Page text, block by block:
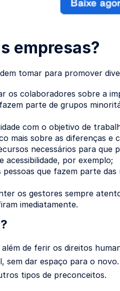
empresas?
tomar para promover
os colaboradores sobre a
parte de grupos
com o objetivo de
mais sobre as diferenças e
necessários para que
acessibilidade, por exemplo;
pessoas que fazem parte
os gestores sempre
imediatamente.
de ferir os direitos
sem dar espaço para o
tipos de preconceitos.